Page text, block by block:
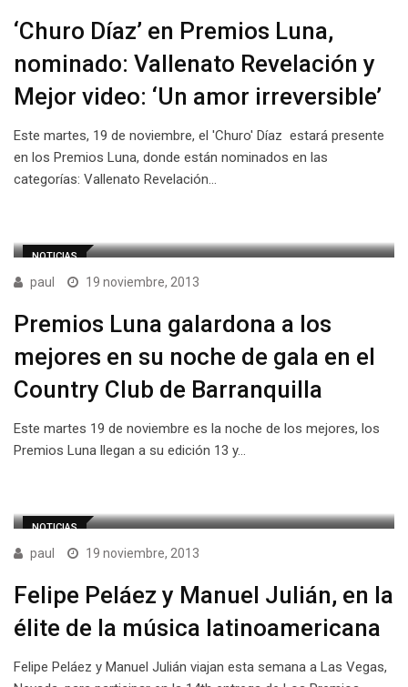
‘Churo Díaz’ en Premios Luna,
nominado: Vallenato Revelación y
Mejor video: ‘Un amor irreversible’
Este martes, 19 de noviembre, el 'Churo' Díaz estará presente
en los Premios Luna, donde están nominados en las
categorías: Vallenato Revelación…
NOTICIAS
paul 19 noviembre, 2013
Premios Luna galardona a los
mejores en su noche de gala en el
Country Club de Barranquilla
Este martes 19 de noviembre es la noche de los mejores, los
Premios Luna llegan a su edición 13 y…
NOTICIAS
paul 19 noviembre, 2013
Felipe Peláez y Manuel Julián, en la
élite de la música latinoamericana
Felipe Peláez y Manuel Julián viajan esta semana a Las Vegas,